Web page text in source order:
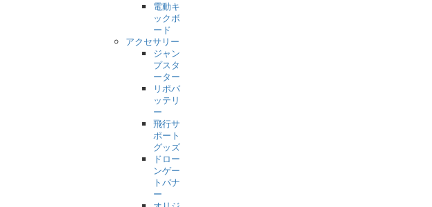
電動キ
ックボ
ード
アクセサリー
ジャン
プスタ
ーター
リポバ
ッテリ
ー
飛行サ
ポート
グッズ
ドロー
ンゲー
トバナ
ー